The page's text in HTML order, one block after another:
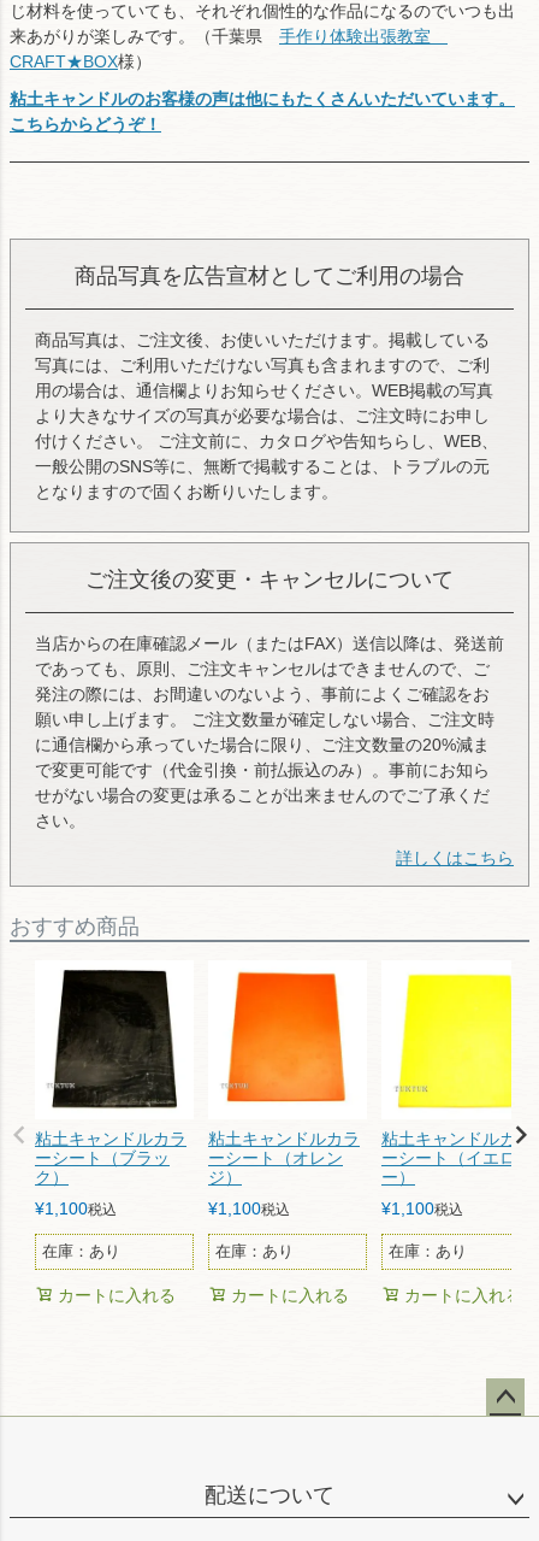
じ材料を使っていても、それぞれ個性的な作品になるのでいつも出
来あがりが楽しみです。（千葉県 手作り体験出張教室
CRAFT★BOX様）
粘土キャンドルのお客様の声は他にもたくさんいただいています。
こちらからどうぞ！
商品写真を広告宣材としてご利用の場合
商品写真は、ご注文後、お使いいただけます。掲載している
写真には、ご利用いただけない写真も含まれますので、ご利
用の場合は、通信欄よりお知らせください。WEB掲載の写真
より大きなサイズの写真が必要な場合は、ご注文時にお申し
付けください。 ご注文前に、カタログや告知ちらし、WEB、
一般公開のSNS等に、無断で掲載することは、トラブルの元
となりますので固くお断りいたします。
ご注文後の変更・キャンセルについて
当店からの在庫確認メール（またはFAX）送信以降は、発送前
であっても、原則、ご注文キャンセルはできませんので、ご
発注の際には、お間違いのないよう、事前によくご確認をお
願い申し上げます。 ご注文数量が確定しない場合、ご注文時
に通信欄から承っていた場合に限り、ご注文数量の20%減ま
で変更可能です（代金引換・前払振込のみ）。事前にお知ら
せがない場合の変更は承ることが出来ませんのでご了承くだ
さい。
詳しくはこちら
おすすめ商品
粘土キャンドルカラ
ーシート（ブラッ
ク）
¥1,100税込
在庫：あり
カートに入れる
粘土キャンドルカラ
ーシート（オレン
ジ）
¥1,100税込
在庫：あり
カートに入れる
粘土キャンドルカラ
ーシート（イエロ
ー）
¥1,100税込
在庫：あり
カートに入れる
配送について